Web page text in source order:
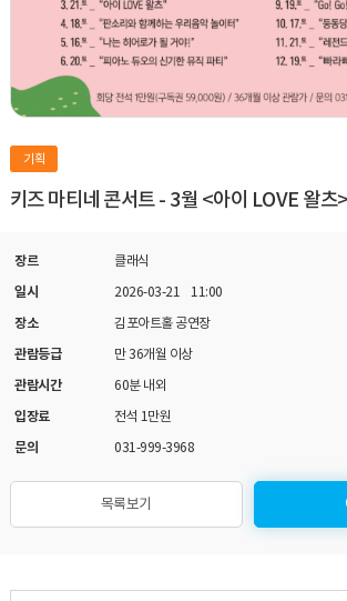
기획
키즈 마티네 콘서트 - 3월 <아이 LOVE 왈츠>
장르
클래식
일시
2026-03-21 11:00
장소
김포아트홀 공연장
관람등급
만 36개월 이상
관람시간
60분 내외
입장료
전석 1만원
문의
031-999-3968
목록보기